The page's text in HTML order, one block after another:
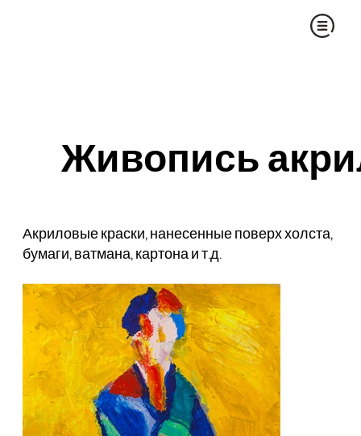
Акриловые краски, нанесенные поверх холста,
бумаги, ватмана, картона и т.д.
Живопись